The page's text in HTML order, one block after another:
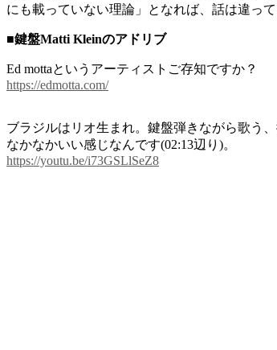
にも載っていない理論」となれば、話は違っ
■鍵盤Matti Kleinのアドリブ
Ed mottaというアーティストご存知ですか？
https://edmotta.com/
ブラジルはリオ生まれ。鍵盤弾きながら歌う
なかなかいい感じなんです(02:13辺り)。
https://youtu.be/i73GSLlSeZ8